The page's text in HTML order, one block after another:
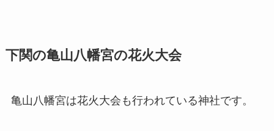
下関の亀山八幡宮の花火大会
亀山八幡宮は花火大会も行われている神社です。